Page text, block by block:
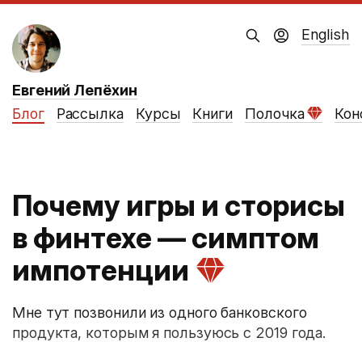
Евгений Лепёхин
Блог
Рассылка Курсы Книги Полочка
English
Почему игры и сторисы
в финтехе — симптом
импотенции
Мне тут позвонили из одного банковского
продукта, которым я пользуюсь с 2019 года.